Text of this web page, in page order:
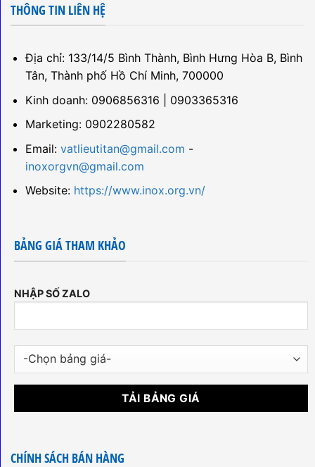
THÔNG TIN LIÊN HỆ
Địa chỉ: 133/14/5 Bình Thành, Bình Hưng Hòa B, Bình
Tân, Thành phố Hồ Chí Minh, 700000
Kinh doanh: 0906856316 | 0903365316
Marketing: 0902280582
Email: vatlieutitan@gmail.com -
inoxorgvn@gmail.com
Website: https://www.inox.org.vn/
BẢNG GIÁ THAM KHẢO
NHẬP SỐ ZALO
CHÍNH SÁCH BÁN HÀNG